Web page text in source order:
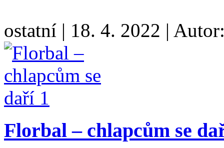
ostatní | 18. 4. 2022 |
Florbal – chlapcům se